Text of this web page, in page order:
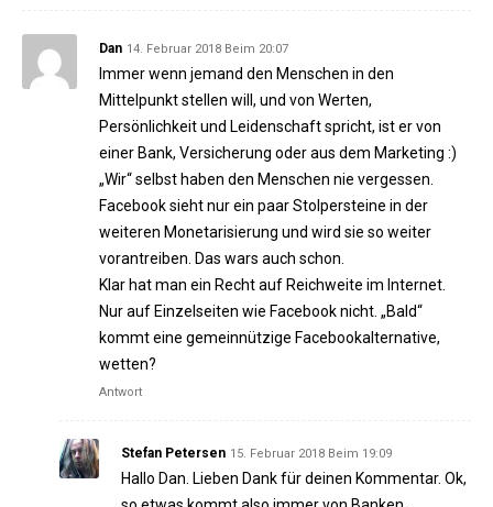
Dan 14. Februar 2018 Beim 20:07
Immer wenn jemand den Menschen in den
Mittelpunkt stellen will, und von Werten,
Persönlichkeit und Leidenschaft spricht, ist er von
einer Bank, Versicherung oder aus dem Marketing :)
„Wir“ selbst haben den Menschen nie vergessen.
Facebook sieht nur ein paar Stolpersteine in der
weiteren Monetarisierung und wird sie so weiter
vorantreiben. Das wars auch schon.
Klar hat man ein Recht auf Reichweite im Internet.
Nur auf Einzelseiten wie Facebook nicht. „Bald“
kommt eine gemeinnützige Facebookalternative,
wetten?
Antwort
Stefan Petersen 15. Februar 2018 Beim 19:09
Hallo Dan. Lieben Dank für deinen Kommentar. Ok,